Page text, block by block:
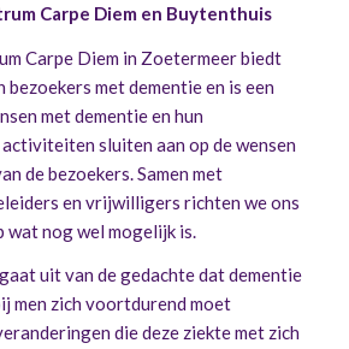
Carpe Diem en Buytenthuis
Carpe Diem in Zoetermeer biedt
met dementie en is een
met dementie en hun
sluiten aan op de wensen
de bezoekers. Samen met
en vrijwilligers richten we ons
wat nog wel mogelijk is.
uit van de gedachte dat dementie
men zich voortdurend moet
die deze ziekte met zich